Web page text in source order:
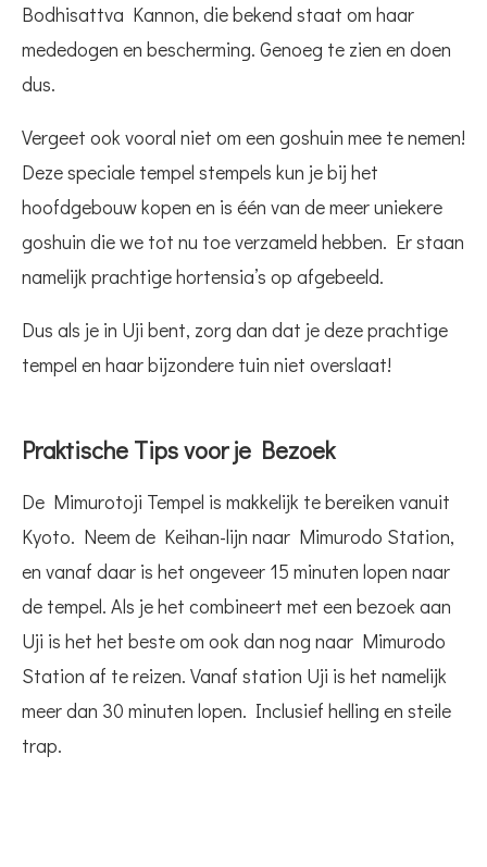
Bodhisattva Kannon, die bekend staat om haar
mededogen en bescherming. Genoeg te zien en doen
dus.
Vergeet ook vooral niet om een goshuin mee te nemen!
Deze speciale tempel stempels kun je bij het
hoofdgebouw kopen en is één van de meer uniekere
goshuin die we tot nu toe verzameld hebben. Er staan
namelijk prachtige hortensia’s op afgebeeld.
Dus als je in Uji bent, zorg dan dat je deze prachtige
tempel en haar bijzondere tuin niet overslaat!
Praktische Tips voor je Bezoek
De Mimurotoji Tempel is makkelijk te bereiken vanuit
Kyoto. Neem de Keihan-lijn naar Mimurodo Station,
en vanaf daar is het ongeveer 15 minuten lopen naar
de tempel. Als je het combineert met een bezoek aan
Uji is het het beste om ook dan nog naar Mimurodo
Station af te reizen. Vanaf station Uji is het namelijk
meer dan 30 minuten lopen. Inclusief helling en steile
trap.